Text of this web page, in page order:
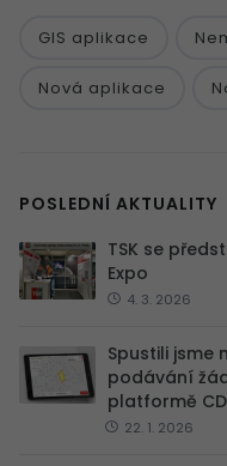
GIS aplikace
Nová aplikace
POSLEDNÍ AKTUALITY
TSK se
Expo
4. 3. 2026
Spustili jsme
podávání
platformě
22. 1. 2026